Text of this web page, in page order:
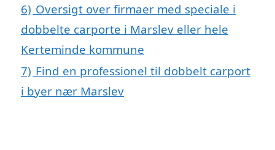
6) Oversigt over firmaer med speciale i
dobbelte carporte i Marslev eller hele
Kerteminde kommune
7) Find en professionel til dobbelt carport
i byer nær Marslev